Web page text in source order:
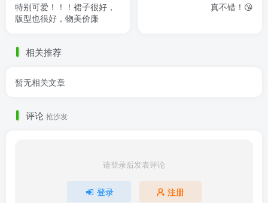
特别可爱！！！裙子很好，
版型也很好，物美价廉
真不错！😘
相关推荐
暂无相关文章
评论 抢沙发
请登录后发表评论
登录 注册